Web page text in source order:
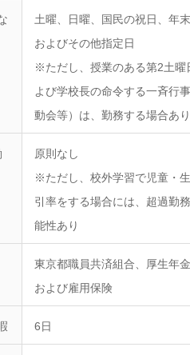
土曜、日曜、国民の祝日、年
およびその他指定日
※ただし、授業のある第2土曜
よび学校長の命令する一斉行
動会等）は、勤務する場合あり
原則なし
※ただし、校外学習で児童・
引率をする場合には、超過勤
能性あり
東京都職員共済組合、厚生年
および雇用保険
6日